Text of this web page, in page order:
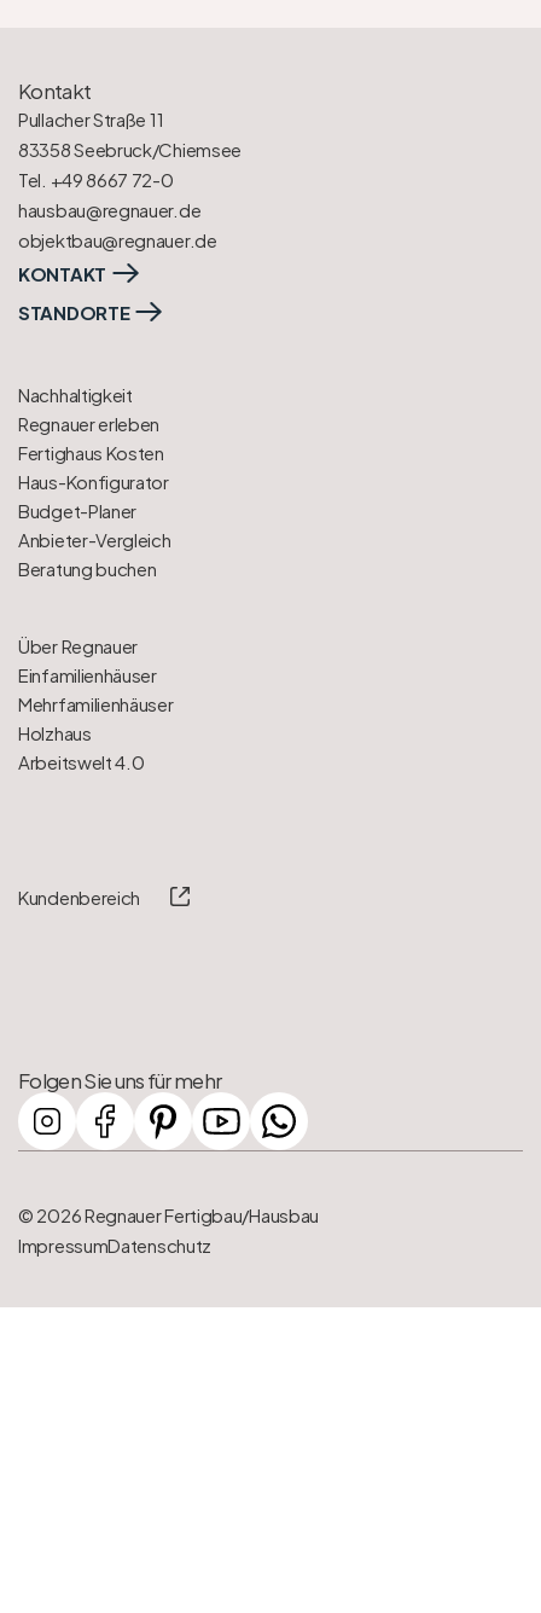
Kontakt
Pullacher Straße 11
83358 Seebruck/Chiemsee
Tel. +49 8667 72-0
hausbau@regnauer.de
objektbau@regnauer.de
KONTAKT
STANDORTE
Nachhaltigkeit
Regnauer erleben
Fertighaus Kosten
Haus-Konfigurator
Budget-Planer
Anbieter-Vergleich
Beratung buchen
Über Regnauer
Einfamilienhäuser
Mehrfamilienhäuser
Holzhaus
Arbeitswelt 4.0
Kundenbereich
Folgen Sie uns für mehr
© 2026 Regnauer Fertigbau/Hausbau
ImpressumDatenschutz